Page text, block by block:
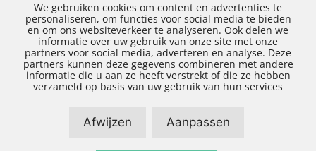
Algemene voorwaarden|Klachtenregeling|
We gebruiken cookies om content en advertenties te
personaliseren, om functies voor social media te bieden
en om ons websiteverkeer te analyseren. Ook delen we
informatie over uw gebruik van onze site met onze
partners voor social media, adverteren en analyse. Deze
partners kunnen deze gegevens combineren met andere
informatie die u aan ze heeft verstrekt of die ze hebben
verzameld op basis van uw gebruik van hun services
Afwijzen Aanpassen